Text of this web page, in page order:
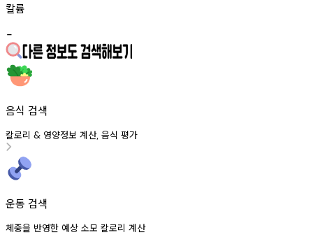
칼륨
-
음식 검색
칼로리 & 영양정보 계산, 음식 평가
운동 검색
체중을 반영한 예상 소모 칼로리 계산